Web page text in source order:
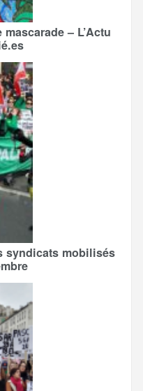
– L’Actu
syndicats mobilisés